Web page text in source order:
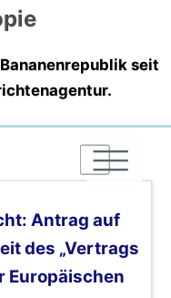
seit
|
|
|
Antrag auf
des „Vertrags
Europäischen